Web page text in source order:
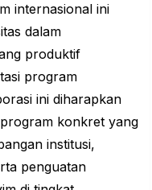
internasional ini
dalam
produktif
program
ini diharapkan
konkret yang
institusi,
penguatan